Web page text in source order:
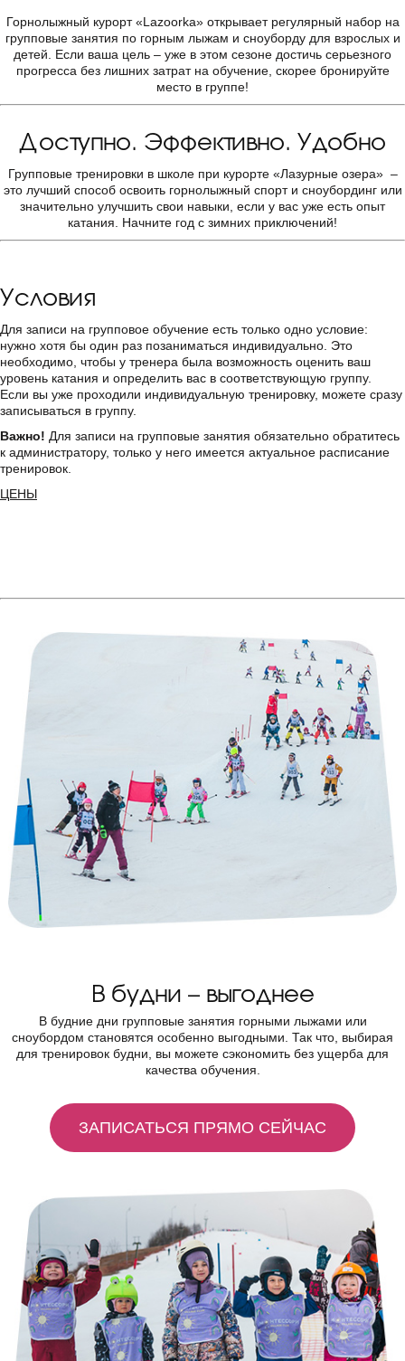
Горнолыжный курорт «Lazoorka» открывает регулярный набор на
групповые занятия по горным лыжам и сноуборду для взрослых и
детей. Если ваша цель – уже в этом сезоне достичь серьезного
прогресса без лишних затрат на обучение, скорее бронируйте
место в группе!
Доступно. Эффективно. Удобно
Групповые тренировки в школе при курорте «Лазурные озера» –
это лучший способ освоить горнолыжный спорт и сноубординг или
значительно улучшить свои навыки, если у вас уже есть опыт
катания. Начните год с зимних приключений!
Условия
Для записи на групповое обучение есть только одно условие:
нужно хотя бы один раз позаниматься индивидуально. Это
необходимо, чтобы у тренера была возможность оценить ваш
уровень катания и определить вас в соответствующую группу.
Если вы уже проходили индивидуальную тренировку, можете сразу
записываться в группу.
Важно! Для записи на групповые занятия обязательно обратитесь
к администратору, только у него имеется актуальное расписание
тренировок.
ЦЕНЫ
В будни – выгоднее
В будние дни групповые занятия горными лыжами или
сноубордом становятся особенно выгодными. Так что, выбирая
для тренировок будни, вы можете сэкономить без ущерба для
качества обучения.
ЗАПИСАТЬСЯ ПРЯМО СЕЙЧАС